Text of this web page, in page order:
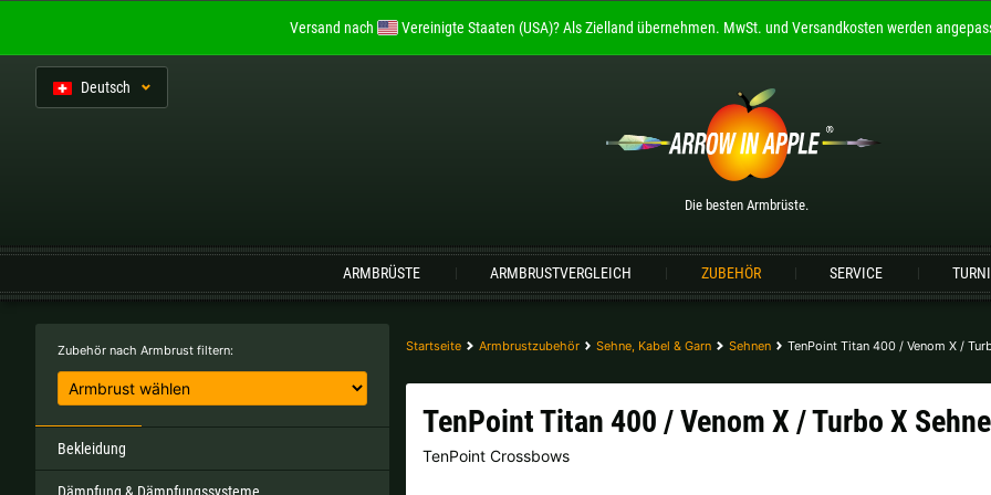
Deutsch
Die besten Armbrüste.
ARMBRÜSTE ARMBRUSTVERGLEICH ZUBEHÖR SERVICE
Zubehör nach Armbrust filtern:
Bekleidung
Startseite Armbrustzubehör Sehne, Kabel & Garn Sehnen TenPoint Titan 400 / Venom X /
TenPoint Titan 400 / Venom X / Turbo X Sehne
TenPoint Crossbows
Willkommen beiARROW IN APPLE
Die besten Armbrüste.
Bitte wählen Sie Ihre Sprache aus:
Deutsch (DE)
Bitte wählen Sie Ihre Versandregion:
Belgien | лв Deutschland |€ Estland |€
Italien |€ Kroatien | kn
Portugal |
Versand nach Vereinigte Staaten (USA)?Als Zielland übernehmen. MwSt. und Versandkosten werden